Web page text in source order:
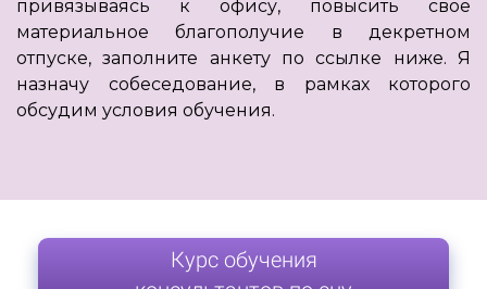
привязываясь к офису, повысить свое
материальное благополучие в декретном
отпуске, заполните анкету по ссылке ниже. Я
назначу собеседование, в рамках которого
обсудим условия обучения.
Курс обучения